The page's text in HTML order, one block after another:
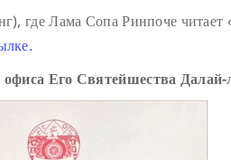
где Лама Сопа Ринпоче
офиса Его Святейшества